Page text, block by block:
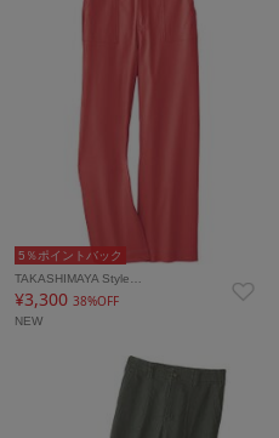
5％ポイントバック
TAKASHIMAYA Style…
¥3,300 38%OFF
NEW